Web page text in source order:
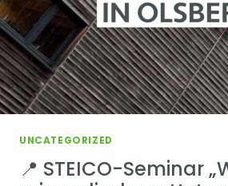
UNCATEGORIZED
📍 STEICO-Seminar